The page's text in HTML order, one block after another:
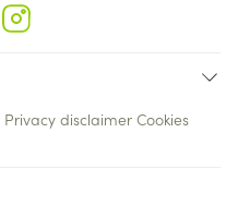
Privacy disclaimer Cookies